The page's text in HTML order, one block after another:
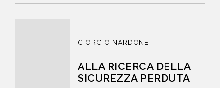
GIORGIO NARDONE
ALLA RICERCA DELLA
SICUREZZA PERDUTA